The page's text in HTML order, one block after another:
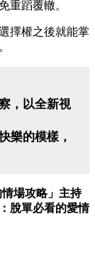
重蹈覆轍。
擇權之後就能掌
，以全新視
樂的模樣，
場攻略」主持
脫單必看的愛情